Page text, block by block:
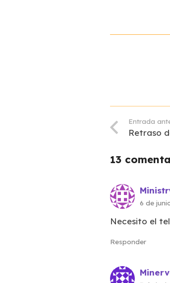
Entrada
Retraso
13
6 de
Necesito el
Responder